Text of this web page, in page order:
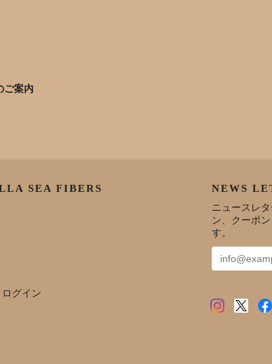
ご案内
SEA FIBERS
グイン
NEWS
ニュースレ
ン、クーポ
す。